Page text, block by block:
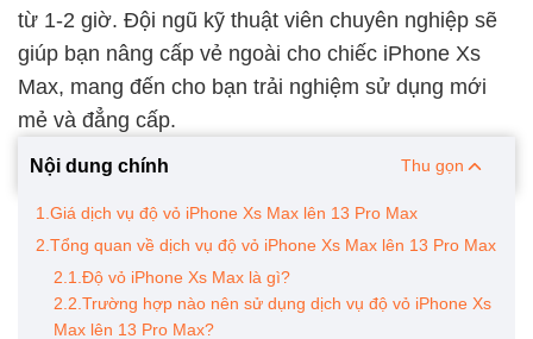
từ 1-2 giờ. Đội ngũ kỹ thuật viên chuyên nghiệp sẽ
giúp bạn nâng cấp vẻ ngoài cho chiếc iPhone Xs
Max, mang đến cho bạn trải nghiệm sử dụng mới
mẻ và đẳng cấp.
Nội dung chính Thu gọn
1.Giá dịch vụ độ vỏ iPhone Xs Max lên 13 Pro Max
2.Tổng quan về dịch vụ độ vỏ iPhone Xs Max lên 13 Pro Max
2.1.Độ vỏ iPhone Xs Max là gì?
2.2.Trường hợp nào nên sử dụng dịch vụ độ vỏ iPhone Xs
Max lên 13 Pro Max?